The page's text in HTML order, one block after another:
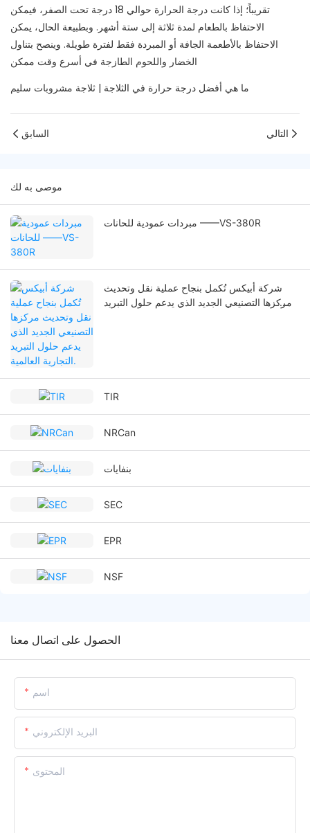
تقريباً؛ إذا كانت درجة الحرارة حوالي 18 درجة تحت الصفر، فيمكن
الاحتفاظ بالطعام لمدة ثلاثة إلى ستة أشهر. وبطبيعة الحال، يمكن
الاحتفاظ بالأطعمة الجافة أو المبردة فقط لفترة طويلة. وينصح بتناول
الخضار واللحوم الطازجة في أسرع وقت ممكن
ما هي أفضل درجة حرارة في الثلاجة | ثلاجة مشروبات سليم
السابق التالي
موصى به لك
مبردات عمودية للحانات ——VS-380R
شركة أبيكس تُكمل بنجاح عملية نقل وتحديث
مركزها التصنيعي الجديد الذي يدعم حلول التبريد
TIR
NRCan
بنفايات
SEC
EPR
NSF
الحصول على اتصال معنا
اسم
البريد الإلكتروني
المحتوى